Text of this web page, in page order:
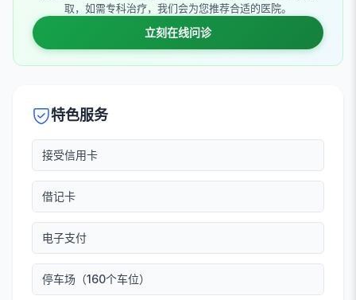
取，如需专科治疗，我们会为您推荐合适的医院。
立刻在线问诊
特色服务
接受信用卡
借记卡
电子支付
停车场（160个车位）